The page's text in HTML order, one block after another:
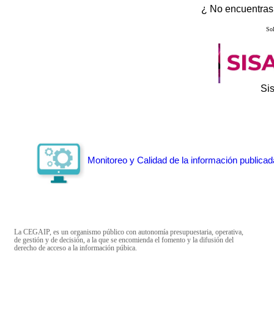
¿ No
Monitoreo y Calidad de la información
La CEGAIP, es un organismo público con autonomía presupuestaria, operativa,
de gestión y de decisión, a la que se encomienda el fomento y la difusión del
derecho de acceso a la información púbica.